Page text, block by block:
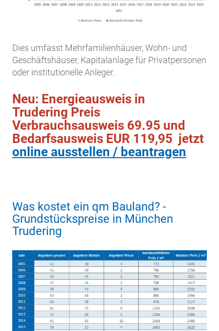
Dies umfasst Mehrfamilienhäuser, Wohn- und
Geschäftshäuser, Kapitalanlage für Privatpersonen
oder institutionelle Anleger.
Neu: Energieausweis in
Trudering Preis
Verbrauchsausweis 69.95 und
Bedarfsausweis EUR 119,95 jetzt
online ausstellen / beantragen
Was kostet ein qm Bauland? -
Grundstückspreise in München
Trudering